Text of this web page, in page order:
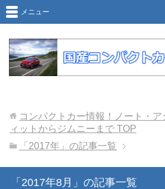
メニュー
コンパクトカー情報！ノート・ア
ィットからジムニーまで TOP
「2017年」の記事一覧
「2017年8月」の記事一覧